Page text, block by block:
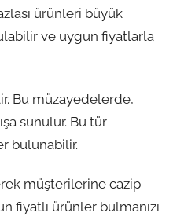
ürünleri büyük
ve uygun fiyatlarla
Bu müzayedelerde,
sunulur. Bu tür
bulunabilir.
müşterilerine cazip
fiyatlı ürünler bulmanızı